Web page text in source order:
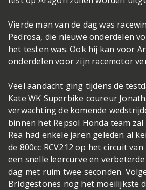
Vierde man van de dag was
Pedrosa, die nieuwe onderdelen
het testen was. Ook hij kan voor
onderdelen voor zijn racemotor
Veel aandacht ging tijdens de
Kate WK Superbike coureur
verwachting de komende
binnen het Repsol Honda team
Rea had enkele jaren geleden al
de 800cc RCV212 op het circuit
een snelle leercurve en
dag met ruim twee seconden.
Bridgestones nog het moeilijkste